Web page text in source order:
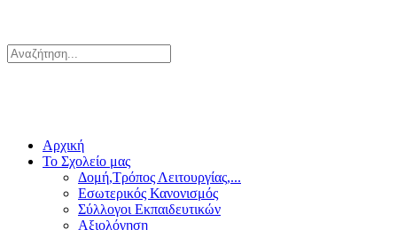
Αρχική
Το Σχολείο μας
Δομή,Τρόπος Λειτουργίας,...
Εσωτερικός Κανονισμός
Σύλλογοι Εκπαιδευτικών
Αξιολόγηση